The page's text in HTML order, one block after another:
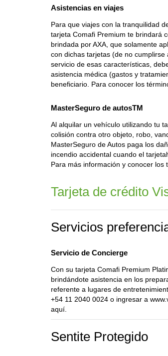
Asistencias en viajes
Para que viajes con la tranquilidad
tarjeta Comafi Premium te brindará
brindada por AXA, que solamente
con dichas tarjetas (de no
servicio de esas características,
asistencia médica (gastos y
beneficiario. Para conocer los
MasterSeguro de autosTM
Al alquilar un vehículo utilizando tu
colisión contra otro objeto, robo,
MasterSeguro de Autos paga los
incendio accidental cuando el
Para más información y conocer los
Tarjeta de crédito
Servicios
Servicio de Concierge
Con su tarjeta Comafi Premium
brindándote asistencia en los
referente a lugares de
+54 11 2040 0024 o ingresar a
aquí.
Sentite Protegido